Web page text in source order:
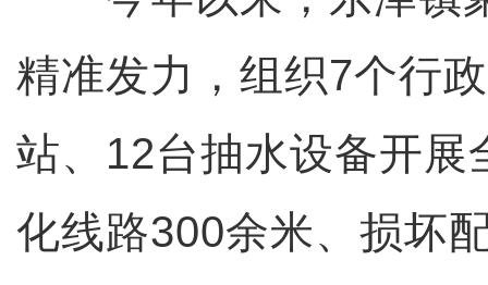
精准发力，组织7个行
站、12台抽水设备开展
化线路300余米、损坏